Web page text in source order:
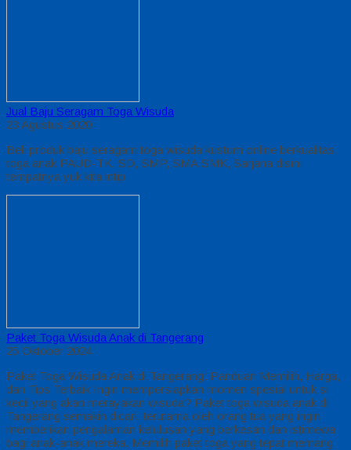
Jual Baju Seragam Toga Wisuda
23 Agustus 2020
Beli produk baju seragam toga wisuda kustum online berkualitas,
toga anak PAUD-TK, SD, SMP, SMA,SMK, Sarjana disini
tempatnya yuk kita intip
Paket Toga Wisuda Anak di Tangerang
25 Oktober 2024
Paket Toga Wisuda Anak di Tangerang: Panduan Memilih, Harga,
dan Tips Terbaik Ingin mempersiapkan momen spesial untuk si
kecil yang akan merayakan wisuda? Paket toga wisuda anak di
Tangerang semakin dicari, terutama oleh orang tua yang ingin
memberikan pengalaman kelulusan yang berkesan dan istimewa
bagi anak-anak mereka. Memilih paket toga yang tepat memang